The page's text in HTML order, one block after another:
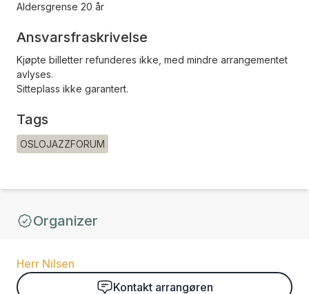
Aldersgrense 20 år
Ansvarsfraskrivelse
Kjøpte billetter refunderes ikke, med mindre arrangementet
avlyses.
Sitteplass ikke garantert.
Tags
OSLOJAZZFORUM
Organizer
Herr Nilsen
Kontakt arrangøren